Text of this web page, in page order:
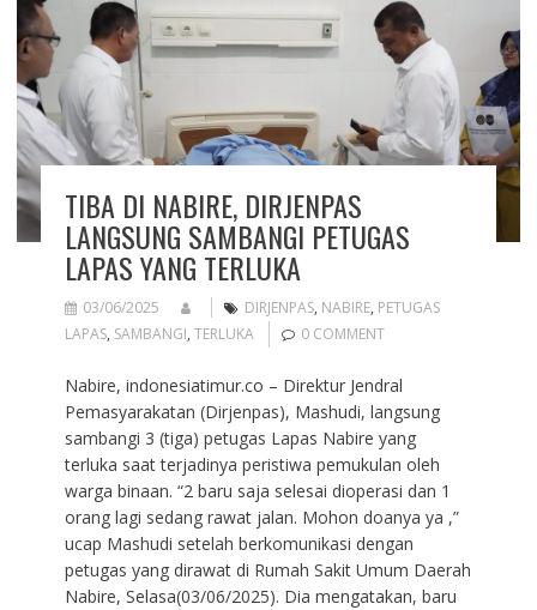
TIBA DI NABIRE, DIRJENPAS
LANGSUNG SAMBANGI PETUGAS
LAPAS YANG TERLUKA
03/06/2025 DIRJENPAS, NABIRE, PETUGAS
LAPAS, SAMBANGI, TERLUKA 0 COMMENT
Nabire, indonesiatimur.co – Direktur Jendral
Pemasyarakatan (Dirjenpas), Mashudi, langsung
sambangi 3 (tiga) petugas Lapas Nabire yang
terluka saat terjadinya peristiwa pemukulan oleh
warga binaan. “2 baru saja selesai dioperasi dan 1
orang lagi sedang rawat jalan. Mohon doanya ya ,”
ucap Mashudi setelah berkomunikasi dengan
petugas yang dirawat di Rumah Sakit Umum Daerah
Nabire, Selasa(03/06/2025). Dia mengatakan, baru